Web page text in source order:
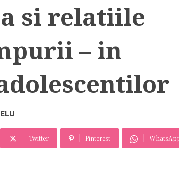
si relatiile
– in
Twitter Pinterest